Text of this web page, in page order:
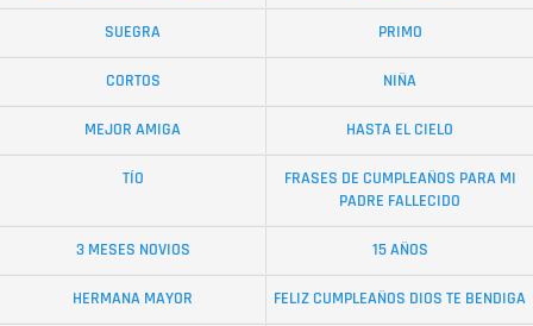
SUEGRA PRIMO
CORTOS NIÑA
MEJOR AMIGA HASTA EL CIELO
TÍO
FRASES DE CUMPLEAÑOS PARA MI
PADRE FALLECIDO
3 MESES NOVIOS 15 AÑOS
HERMANA MAYOR FELIZ CUMPLEAÑOS DIOS TE BENDIGA